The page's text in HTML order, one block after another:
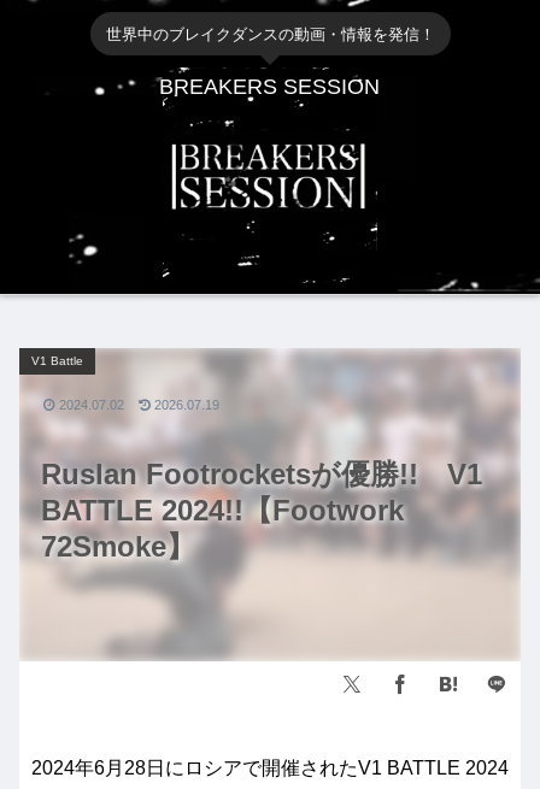
世界中のブレイクダンスの動画・情報を発信！
BREAKERS SESSION
Ruslan Footrocketsが優勝!! V1
BATTLE 2024!!【Footwork
72Smoke】
V1 Battle
2024.07.02 2026.07.19
2024年6月28日にロシアで開催されたV1 BATTLE 2024